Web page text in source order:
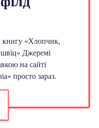
«Хлопчик,
Джеремі
на сайті
просто зараз.